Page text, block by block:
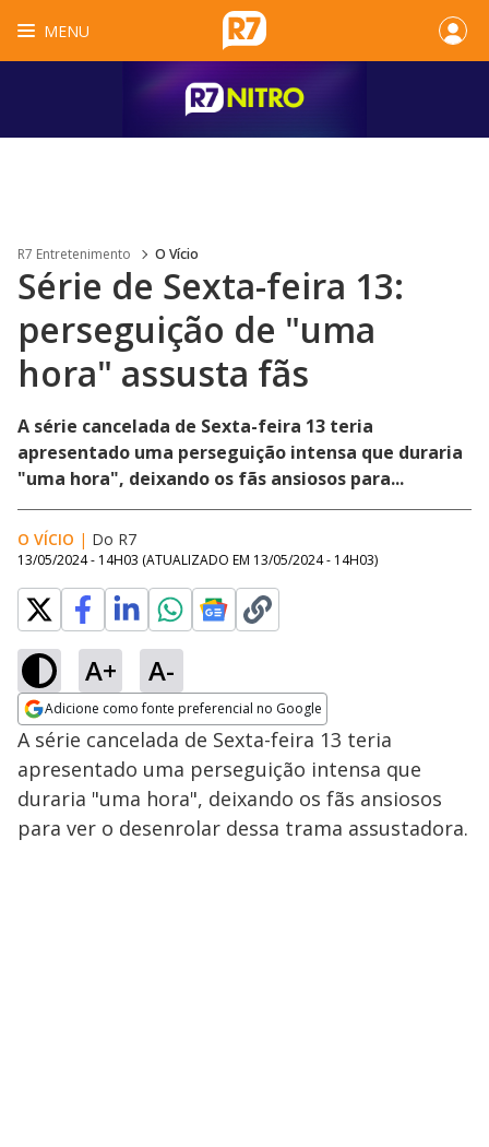
MENU
R7 Entretenimento O Vício
Série de Sexta-feira 13:
perseguição de "uma
hora" assusta fãs
A série cancelada de Sexta-feira 13 teria
apresentado uma perseguição intensa que duraria
"uma hora", deixando os fãs ansiosos para...
O VÍCIO | Do R7
13/05/2024 - 14H03 (ATUALIZADO EM 13/05/2024 - 14H03)
A+ A-
Adicione como fonte preferencial no Google
Opens in new window
A série cancelada de Sexta-feira 13 teria
apresentado uma perseguição intensa que
duraria "uma hora", deixando os fãs ansiosos
para ver o desenrolar dessa trama assustadora.